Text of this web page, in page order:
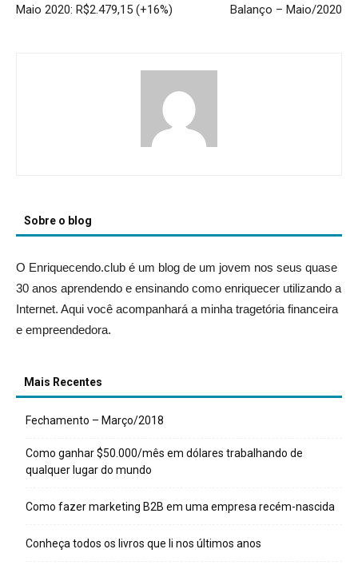
Maio 2020: R$2.479,15 (+16%) Balanço – Maio/2020
Sobre o blog
O Enriquecendo.club é um blog de um jovem nos seus quase
30 anos aprendendo e ensinando como enriquecer utilizando a
Internet. Aqui você acompanhará a minha tragetória financeira
e empreendedora.
Mais Recentes
Fechamento – Março/2018
Como ganhar $50.000/mês em dólares trabalhando de
qualquer lugar do mundo
Como fazer marketing B2B em uma empresa recém-nascida
Conheça todos os livros que li nos últimos anos